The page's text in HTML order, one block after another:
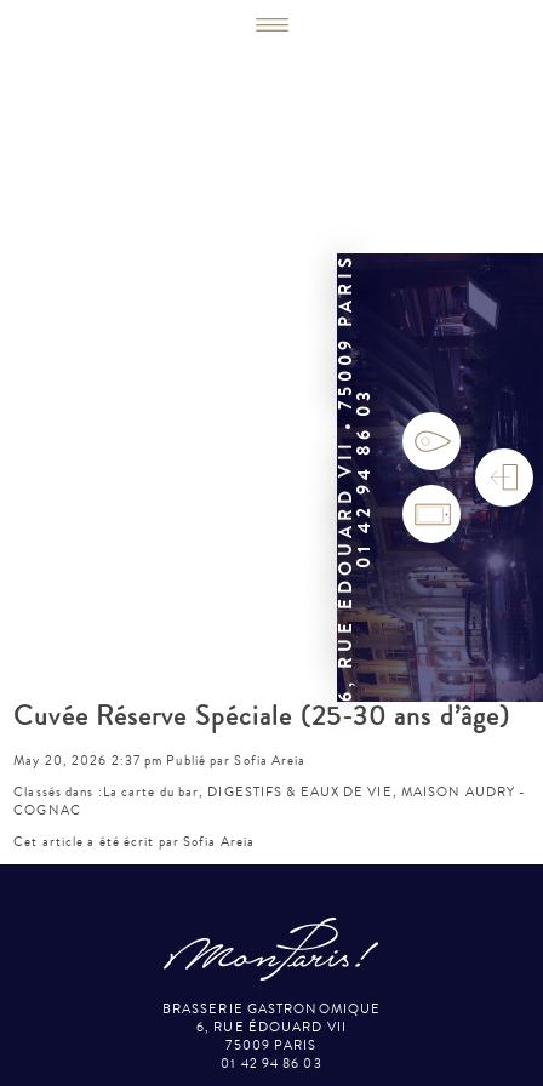
6, RUE ÉDOUARD VII • 75009 PARIS01 42 94 86 03
Cuvée Réserve Spéciale (25-30 ans d’âge)
May 20, 2026 2:37 pm Publié parSofia Areia
Classés dans : La carte du bar, DIGESTIFS & EAUX DE VIE, MAISON AUDRY -
COGNAC
Cet article a été écrit par Sofia Areia
BRASSERIE GASTRONOMIQUE
6, RUE ÉDOUARD VII
75009 PARIS
01 42 94 86 03